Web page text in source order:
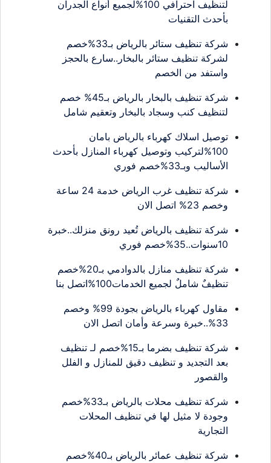
لتنظيف احترافي 100%لجميع أنواع الجدران
بأحدث التقنيات
شركة تنظيف ستائر بالرياض بـ33%خصم
لشركة تنظيف ستائر بالبخار..سارع بالحجز
واستفد من الخصم
شركة تنظيف بالبخار بالرياض بـ45% خصم
لتنظيف كنب وسجاد بالبخار وتعقيم شامل
توصيل اسلاك كهرباء بالرياض بامان
100%لتركيب وتوصيل كهرباء المنازل بأحدث
الأساليب وبـ33%خصم فوري
شركة تنظيف غرب الرياض خدمة 24 ساعة
وخصم 23% اتصل الان
شركة تنظيف بالرياض تُعيد رونق منزلك..خبرة
10سنوات..35%خصم فوري
شركة تنظيف منازل بالدوادمي بـ20%خصم
تنظيفٌ شاملٌ لجميع الخدمات100%اتصل بنا
مقاول كهرباء بالرياض بجودة 99% وخصم
33%..خبرة وسرعة وأمان اتصل الان
شركة تنظيف بضرما بـ15%خصم لـ تنظيف
بعد التجديد و تنظيف دقيق للمنازل و الفلل
والقصور
شركة تنظيف محلات بالرياض بـ33%خصم
وجودة لا مثيل لها في تنظيف المحلات
التجارية
شركة تنظيف عمائر بالرياض بـ40%خصم